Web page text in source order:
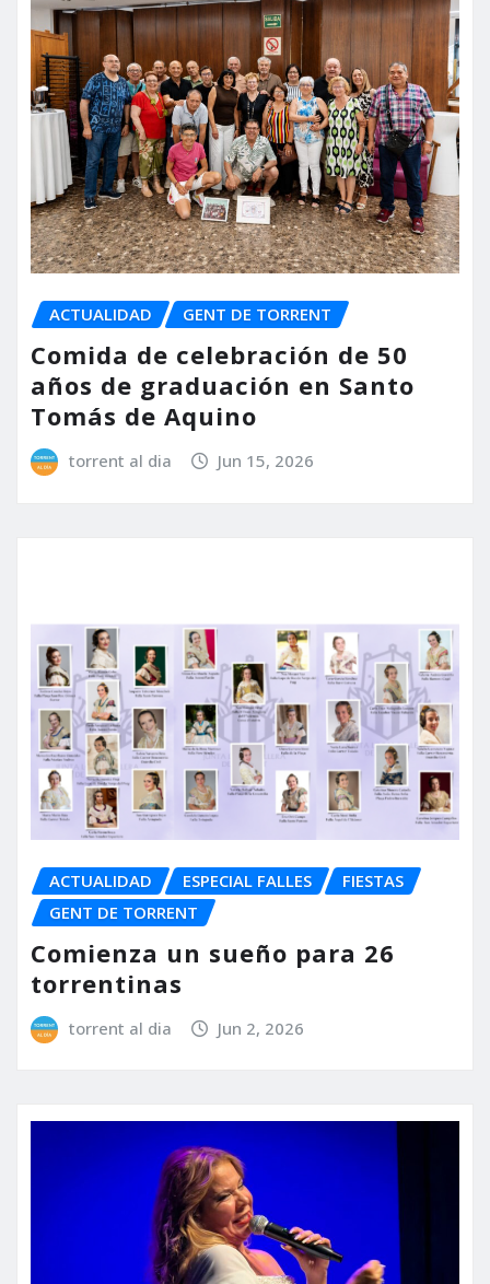
ACTUALIDAD GENT DE TORRENT
Comida de celebración de 50
años de graduación en Santo
Tomás de Aquino
torrent al dia Jun 15, 2026
ACTUALIDAD ESPECIAL FALLES
FIESTAS
GENT DE TORRENT
Comienza un sueño para 26
torrentinas
torrent al dia Jun 2, 2026